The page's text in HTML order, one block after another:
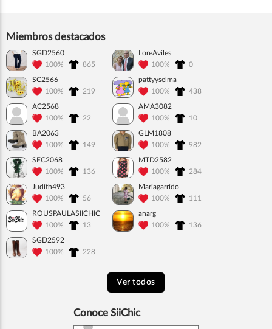
Miembros destacados
SGD2560
100%
865
LoreAviles
100%
0
SC2566
100%
219
pattyyselma
100%
438
AC2568
100%
22
AMA3082
100%
10
BA2063
100%
149
GLM1808
100%
982
SFC2068
100%
136
MTD2582
100%
284
Judith493
100%
56
Mariagarrido
100%
111
ROUSPAULASIICHIC
100%
13
anarg
100%
136
SGD2592
100%
228
Ver todos
Conoce SiiChic